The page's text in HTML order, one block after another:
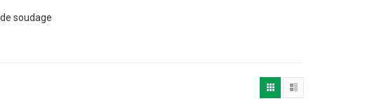
soudage